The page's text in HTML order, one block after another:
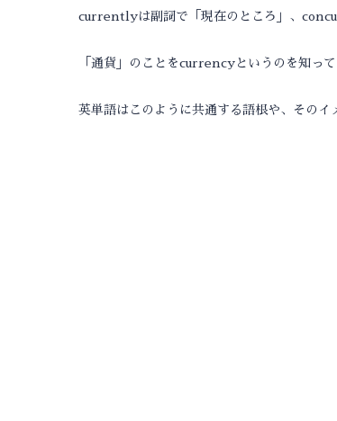
currentlyは副詞で「現在のところ」、
「通貨」のことをcurrencyというのを知っ
英単語はこのように共通する語根や、そのイ